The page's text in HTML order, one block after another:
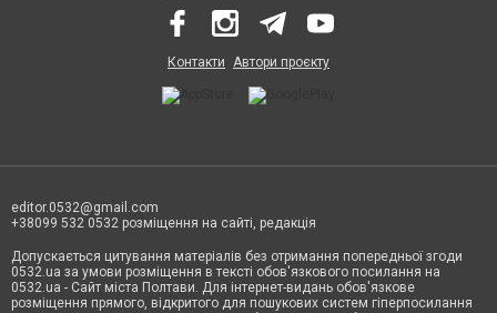
Контакти Автори проєкту
editor.0532@gmail.com
+38099 532 0532 розміщення на сайті, редакція
Допускається цитування матеріалів без отримання попередньої згоди
0532.ua за умови розміщення в тексті обов'язкового посилання на
0532.ua - Сайт міста Полтави. Для інтернет-видань обов'язкове
розміщення прямого, відкритого для пошукових систем гіперпосилання